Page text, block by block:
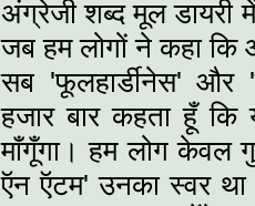
अंग्रेजी शब्‍द मूल डायरी
जब हम लोगों ने कहा कि
सब 'फूलहार्डीनेस' और
हजार बार कहता हूँ
माँगूँगा। हम लोग केवल
ऍन ऍटम' उनका स्‍वर